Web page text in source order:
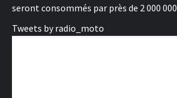
seront consommés par près de 2 000
Tweets by radio_moto